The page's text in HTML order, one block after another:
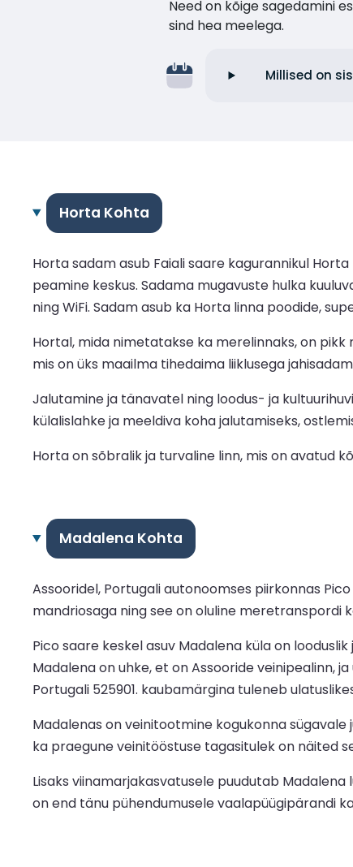
Need on kõige sagedamini
sind hea meelega.
Millised on
Horta Kohta
Horta sadam asub Faiali saare kagurannikul
peamine keskus. Sadama mugavuste hulka
ning WiFi. Sadam asub ka Horta linna poodide,
Hortal, mida nimetatakse ka merelinnaks, on pikk
mis on üks maailma tihedaima liiklusega
Jalutamine ja tänavatel ning loodus- ja
külalislahke ja meeldiva koha jalutamiseks,
Horta on sõbralik ja turvaline linn, mis on avatud
Madalena Kohta
Assooridel, Portugali autonoomses piirkonnas
mandriosaga ning see on oluline meretranspordi
Pico saare keskel asuv Madalena küla on
Madalena on uhke, et on Assooride veinipealinn,
Portugali 525901. kaubamärgina tuleneb
Madalenas on veinitootmine kogukonna
ka praegune veinitööstuse tagasitulek on näited
Lisaks viinamarjakasvatusele puudutab
on end tänu pühendumusele vaalapüügipärandi